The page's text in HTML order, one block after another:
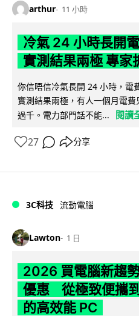
arthur 11 小時
冷氣 24 小時長開
實測結果兩極 專家
你信唔信冷氣長開 24 小時，電
實測結果兩極，有人一個月電
過千。電力部門話不能...
閱讀
27 分享
3C科技 流動電腦
Lawton 1 日
2026 買電腦新趨
優惠 從極致便攜
的高效能 PC